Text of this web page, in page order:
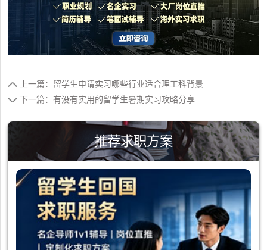
上一篇：留学生申请实习哪些行业适合理工科背景
下一篇：有没有实用的留学生暑期实习攻略分享
推荐求职方案